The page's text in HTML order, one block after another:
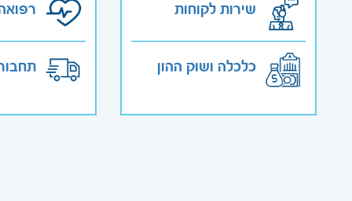
שירות לקוחות
כלכלה ושוק ההון